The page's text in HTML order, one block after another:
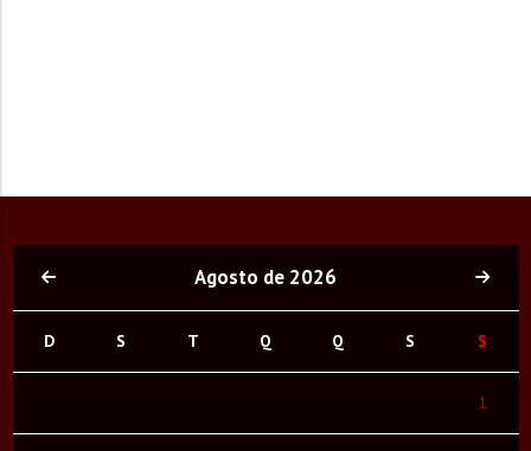
Agosto de 2026
D S T Q Q S S
1